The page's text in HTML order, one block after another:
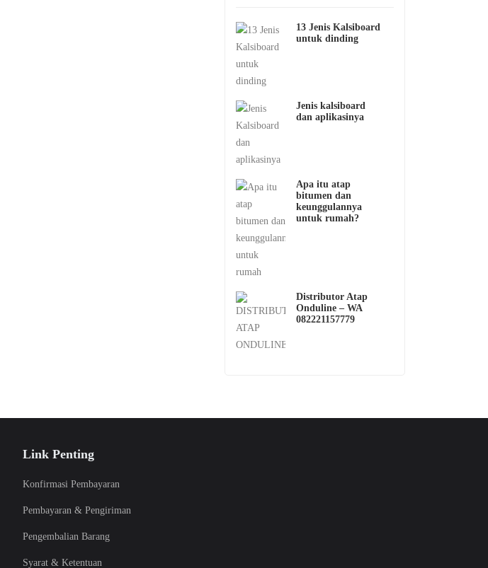
13 Jenis Kalsiboard
untuk dinding
Jenis kalsiboard
dan aplikasinya
Apa itu atap
bitumen dan
keunggulannya
untuk rumah?
Distributor Atap
Onduline – WA
082221157779
Link Penting
Konfirmasi Pembayaran
Pembayaran & Pengiriman
Pengembalian Barang
Syarat & Ketentuan